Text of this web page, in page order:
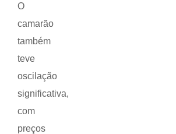
O
camarão
também
teve
oscilação
significativa,
com
preços